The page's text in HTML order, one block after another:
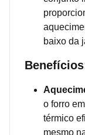
baixo da
o forro
térmico
mesmo